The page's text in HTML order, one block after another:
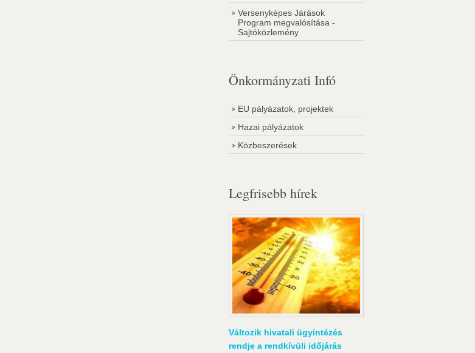
Versenyképes Járások
Program megvalósítása -
Sajtóközlemény
Önkormányzati Infó
EU pályázatok, projektek
Hazai pályázatok
Közbeszerések
Legfrisebb hírek
Változik hivatali ügyintézés
rendje a rendkívüli időjárás